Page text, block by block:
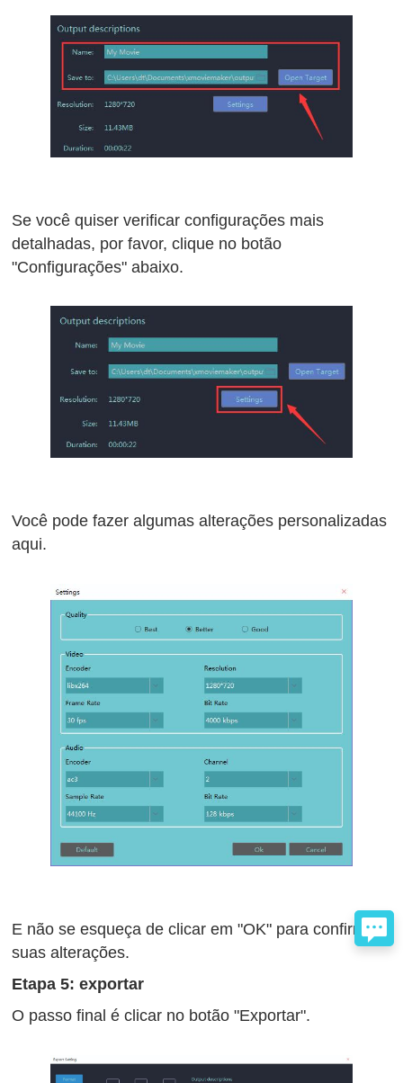
Se você quiser verificar configurações mais
detalhadas, por favor, clique no botão
"Configurações" abaixo.
Você pode fazer algumas alterações personalizadas
aqui.
E não se esqueça de clicar em "OK" para confirmar
suas alterações.
Etapa 5: exportar
O passo final é clicar no botão "Exportar".